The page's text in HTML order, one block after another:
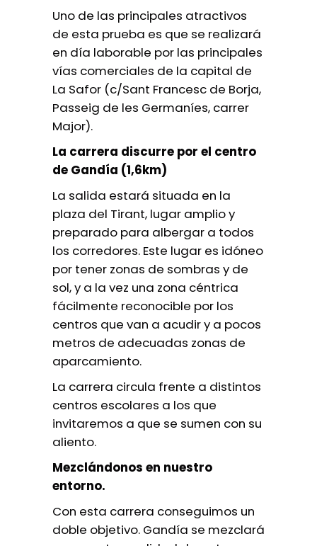
Uno de las principales atractivos
de esta prueba es que se realizará
en día laborable por las principales
vías comerciales de la capital de
La Safor (c/Sant Francesc de Borja,
Passeig de les Germaníes, carrer
Major).
La carrera discurre por el centro
de Gandía (1,6km)
La salida estará situada en la
plaza del Tirant, lugar amplio y
preparado para albergar a todos
los corredores. Este lugar es idóneo
por tener zonas de sombras y de
sol, y a la vez una zona céntrica
fácilmente reconocible por los
centros que van a acudir y a pocos
metros de adecuadas zonas de
aparcamiento.
La carrera circula frente a distintos
centros escolares a los que
invitaremos a que se sumen con su
aliento.
Mezclándonos en nuestro
entorno.
Con esta carrera conseguimos un
doble objetivo. Gandía se mezclará